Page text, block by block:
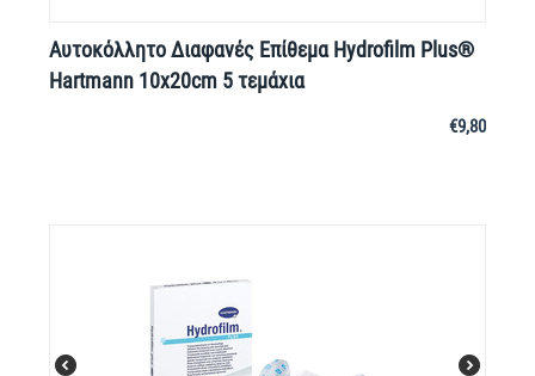
Αυτοκόλλητο Διαφανές Επίθεμα Hydrofilm Plus®
Hartmann 10x20cm 5 τεμάχια
€9,80